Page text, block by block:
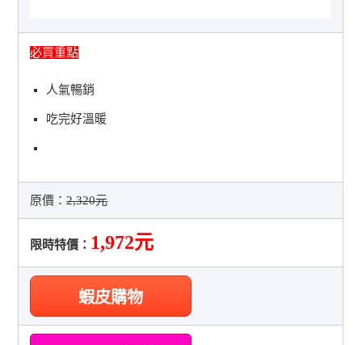
必買重點
人氣暢銷
吃完好溫暖
原價：2,320元
限時特價： 1,972元
蝦皮購物